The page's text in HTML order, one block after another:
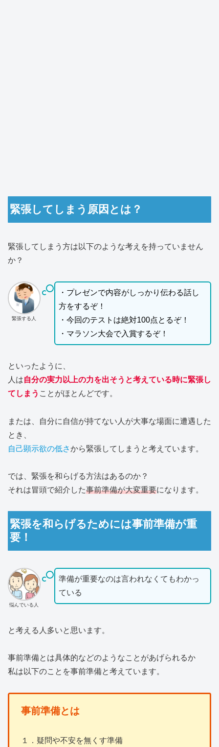
緊張してしまう原因とは？
緊張してしまう方は以下のような考えを持っていません
か？
緊張する人
・プレゼンで内容がしっかり伝わる話し
方をするぞ！
・今回のテストは絶対100点とるぞ！
・マラソン大会で入賞するぞ！
といったように、
人は自分の実力以上の力を出そうと考えている時に緊張し
てしまう ことがほとんどです。
または、自分に自信が持てない人が大事な場面に遭遇した
とき、
自己顕示欲の低さから緊張してしまうと考えています。
では、緊張を和らげる方法はあるのか？
それは冒頭で紹介した事前準備が大変重要になります。
緊張を和らげるためには事前準備が重
要！
悩んでいる人
準備が重要なのは言われなくてもわかっ
ている
と考える人多いと思います。
事前準備とは具体的などのようなことがあげられるか
私は以下のことを事前準備と考えています。
事前準備とは
１．疑問や不安を無くす準備